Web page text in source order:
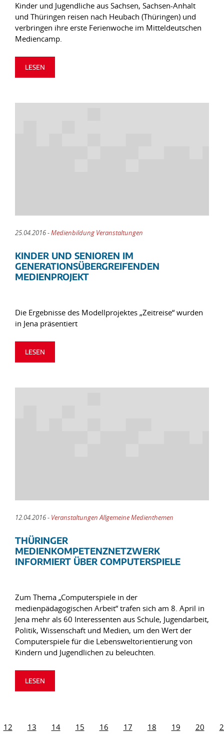
Kinder und Jugendliche aus Sachsen, Sachsen-Anhalt
und Thüringen reisen nach Heubach (Thüringen) und
verbringen ihre erste Ferienwoche im Mitteldeutschen
Mediencamp.
LESEN
25.04.2016 -Medienbildung Veranstaltungen
KINDER UND SENIOREN IM
GENERATIONSÜBERGREIFENDEN
MEDIENPROJEKT
Die Ergebnisse des Modellprojektes „Zeitreise“ wurden
in Jena präsentiert
LESEN
12.04.2016 - Veranstaltungen Allgemeine Medienthemen
THÜRINGER
MEDIENKOMPETENZNETZWERK
INFORMIERT ÜBER COMPUTERSPIELE
Zum Thema „Computerspiele in der
medienpädagogischen Arbeit“ trafen sich am 8. April in
Jena mehr als 60 Interessenten aus Schule, Jugendarbeit,
Politik, Wissenschaft und Medien, um den Wert der
Computerspiele für die Lebensweltorientierung von
Kindern und Jugendlichen zu beleuchten.
LESEN
12 13 14 15 16 17 18 19 20